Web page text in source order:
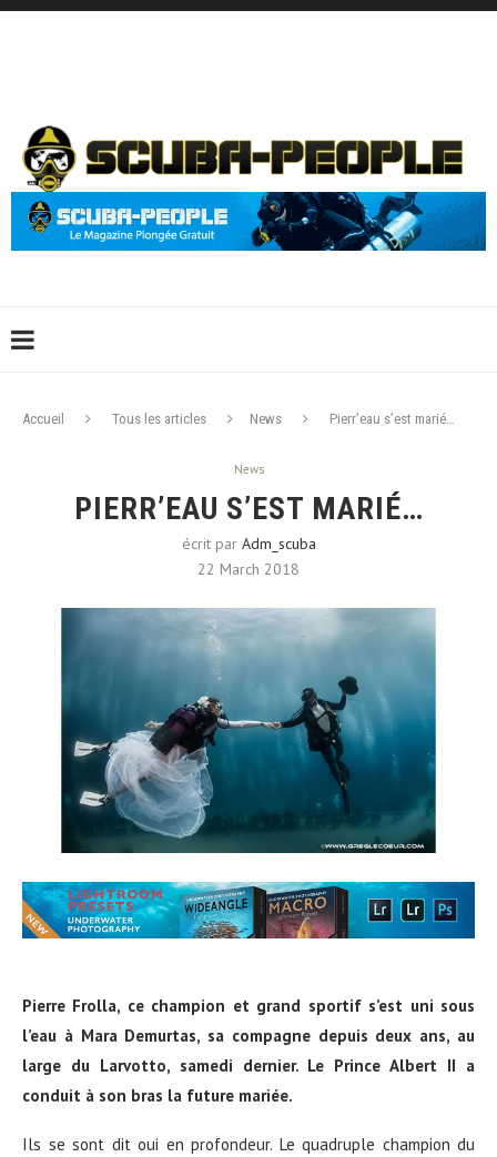
Accueil Tous les articles News Pierr’eau s’est marié…
News
PIERR’EAU S’EST MARIÉ…
écrit par Adm_scuba
22 March 2018
Pierre Frolla, ce champion et grand sportif s’est uni sous
l’eau à Mara Demurtas, sa compagne depuis deux ans, au
large du Larvotto, samedi dernier. Le Prince Albert II a
conduit à son bras la future mariée.
Ils se sont dit oui en profondeur. Le quadruple champion du